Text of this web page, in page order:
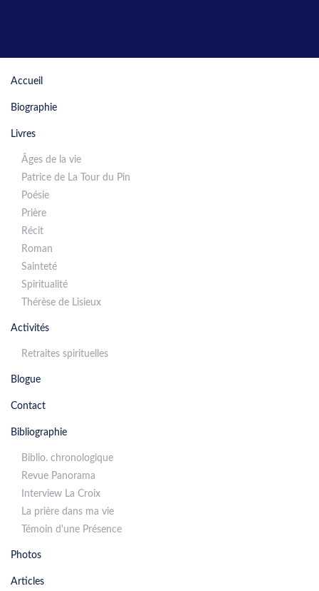
Accueil
Biographie
Livres
Âges de la vie
Patrice de La Tour du Pin
Poésie
Prière
Récit
Roman
Sainteté
Spiritualité
Thérèse de Lisieux
Activités
Retraites spirituelles
Blogue
Contact
Bibliographie
Biblio. chronologique
Revue Panorama
Interview La Croix
La prière dans ma vie
Témoin d'une Présence
Photos
Articles